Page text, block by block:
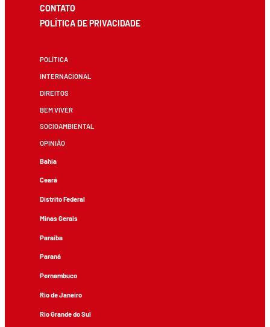
CONTATO
POLÍTICA DE PRIVACIDADE
POLÍTICA
INTERNACIONAL
DIREITOS
BEM VIVER
SOCIOAMBIENTAL
OPINIÃO
Bahia
Ceará
Distrito Federal
Minas Gerais
Paraíba
Paraná
Pernambuco
Rio de Janeiro
Rio Grande do Sul